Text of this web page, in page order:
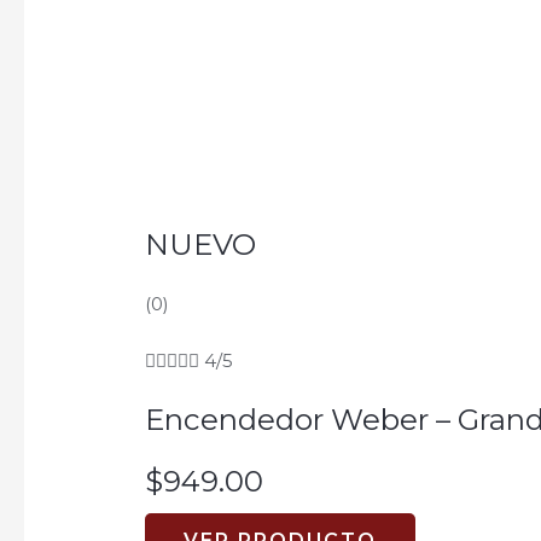
NUEVO
(0)
 4/5
Encendedor Weber –
$949.00